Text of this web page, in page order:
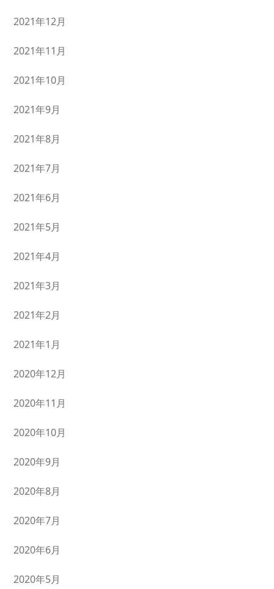
2021年12月
2021年11月
2021年10月
2021年9月
2021年8月
2021年7月
2021年6月
2021年5月
2021年4月
2021年3月
2021年2月
2021年1月
2020年12月
2020年11月
2020年10月
2020年9月
2020年8月
2020年7月
2020年6月
2020年5月